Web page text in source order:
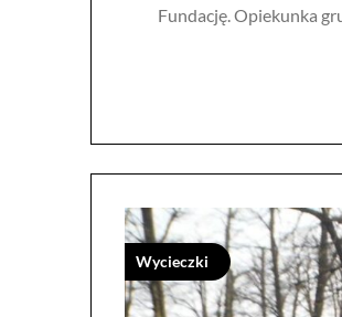
Fundację. Opiekunka
Wycieczki